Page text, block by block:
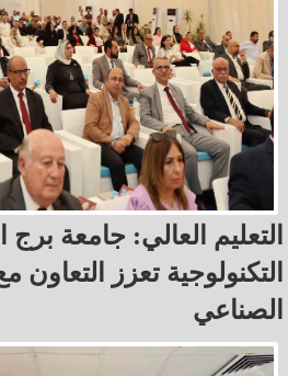
التعليم العالي: جامعة
التكنولوجية تعزز التعاون
الصناعي